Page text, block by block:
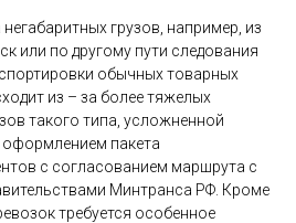
грузов, например, из
или по другому пути следования
обычных товарных
из – за более тяжелых
такого типа, усложненной
пакета
с согласованием маршрута с
Минтранса РФ. Кроме
требуется особенное